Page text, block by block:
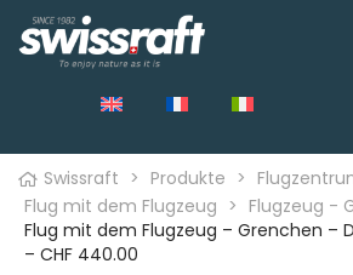
Swissraft > Produkte >
Flug mit dem Flugzeug > Flugzeug -
Flug mit dem Flugzeug – Grenchen –
– CHF 440.00